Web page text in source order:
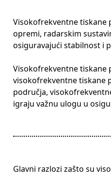
Visokofrekventne tiskane
opremi, radarskim
osiguravajući stabilnost i
Visokofrekventne tiskane
visokofrekventne tiskane
područja,
igraju važnu ulogu u
Glavni razlozi zašto su